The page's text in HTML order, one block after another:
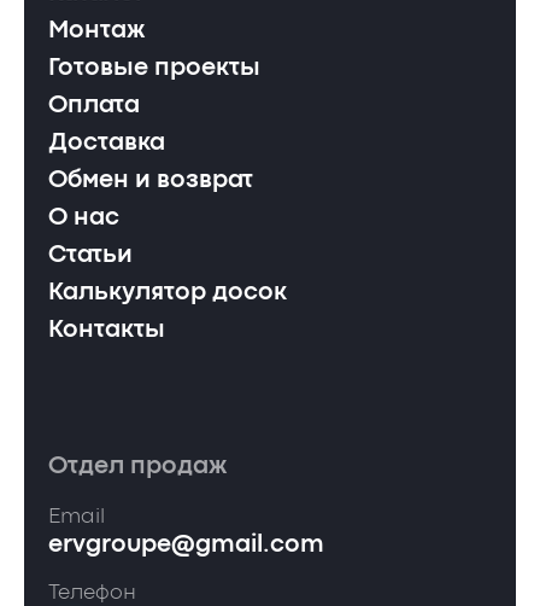
Монтаж
Готовые проекты
Оплата
Доставка
Обмен и возврат
О нас
Статьи
Калькулятор досок
Контакты
Отдел продаж
Email
ervgroupe@gmail.com
Телефон